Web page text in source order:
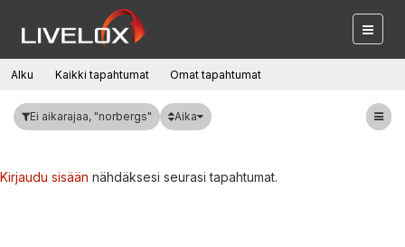
Alku Kaikki tapahtumat Omat tapahtumat
Ei aikarajaa, "norbergs" Aika
Kirjaudu sisään nähdäksesi seurasi tapahtumat.